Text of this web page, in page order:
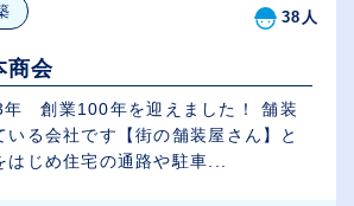
38人
商会
創業100年を迎えました！ 舗装
いる会社です【街の舗装屋さん】と
はじめ住宅の通路や駐車...